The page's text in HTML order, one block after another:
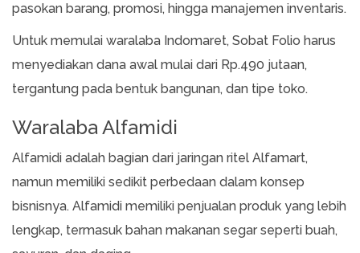
pasokan barang, promosi, hingga manajemen inventaris.
Untuk memulai waralaba Indomaret, Sobat Folio harus
menyediakan dana awal mulai dari Rp.490 jutaan,
tergantung pada bentuk bangunan, dan tipe toko.
Waralaba Alfamidi
Alfamidi adalah bagian dari jaringan ritel Alfamart,
namun memiliki sedikit perbedaan dalam konsep
bisnisnya. Alfamidi memiliki penjualan produk yang lebih
lengkap, termasuk bahan makanan segar seperti buah,